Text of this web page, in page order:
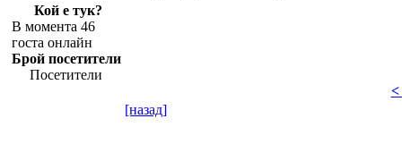
Кой е тук?
В момента 46
госта онлайн
Брой посетители
Посетители
[назад]